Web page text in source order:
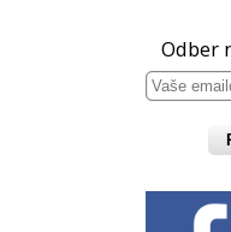
Odber